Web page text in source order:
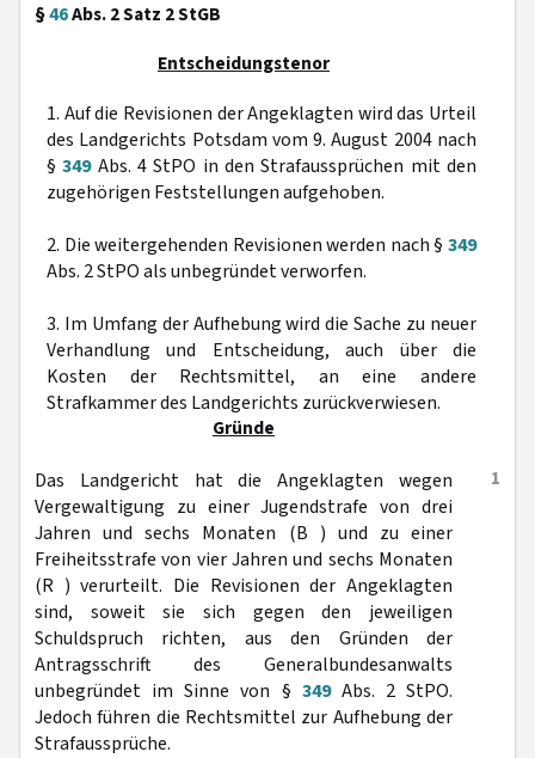
§46Abs. 2 Satz 2 StGB
Entscheidungstenor
1. Auf die Revisionen der Angeklagten wird das Urteil
des Landgerichts Potsdam vom 9. August 2004 nach
§349Abs. 4 StPO in den Strafaussprüchen mit den
zugehörigen Feststellungen aufgehoben.
2. Die weitergehenden Revisionen werden nach § 349
Abs. 2 StPO als unbegründet verworfen.
3. Im Umfang der Aufhebung wird die Sache zu neuer
Verhandlung und Entscheidung, auch über die
Kosten der Rechtsmittel, an eine andere
Strafkammer des Landgerichts zurückverwiesen.
Gründe
1
Das Landgericht hat die Angeklagten wegen
Vergewaltigung zu einer Jugendstrafe von drei
Jahren und sechs Monaten (B ) und zu einer
Freiheitsstrafe von vier Jahren und sechs Monaten
(R ) verurteilt. Die Revisionen der Angeklagten
sind, soweit sie sich gegen den jeweiligen
Schuldspruch richten, aus den Gründen der
Antragsschrift des Generalbundesanwalts
unbegründet im Sinne von § 349Abs. 2 StPO.
Jedoch führen die Rechtsmittel zur Aufhebung der
Strafaussprüche.